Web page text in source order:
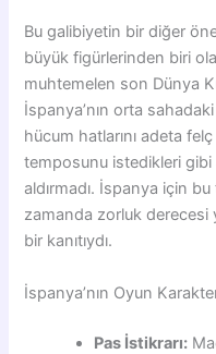
Bu galibiyetin bir diğer
büyük figürlerinden biri
muhtemelen son Dünya
İspanya’nın orta
hücum hatlarını adeta
temposunu istedikleri
aldırmadı. İspanya için
zamanda zorluk derecesi
bir kanıtıydı.
İspanya’nın Oyun
Pas İstikrarı: